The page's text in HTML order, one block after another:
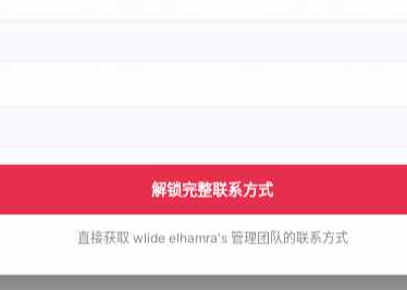
解锁完整联系方式
直接获取 wlide elhamra's 管理团队的联系方式